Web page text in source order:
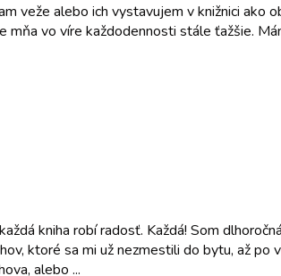
veže alebo ich vystavujem v knižnici ako
vo víre každodennosti stále ťažšie.
kniha robí radosť. Každá! Som
ktoré sa mi už nezmestili do bytu, až
alebo ...